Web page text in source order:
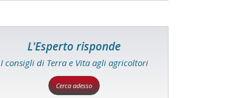
L'Esperto risponde
I consigli di Terra e Vita agli agricoltori
Cerca adesso